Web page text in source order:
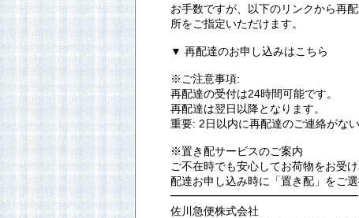
お手数ですが、以下のリンクから再
所をご指定いただけます。
▼ 再配達のお申し込みはこちら
※ご注意事項:
再配達の受付は24時間可能です。
再配達は翌日以降となります。
重要: 2日以内に再配達のご連絡がな
※置き配サービスのご案内
ご不在時でも安心してお荷物をお受
配達お申し込み時に「置き配」をご選
━━━━━━━━━━━━━━━━━
佐川急便株式会社